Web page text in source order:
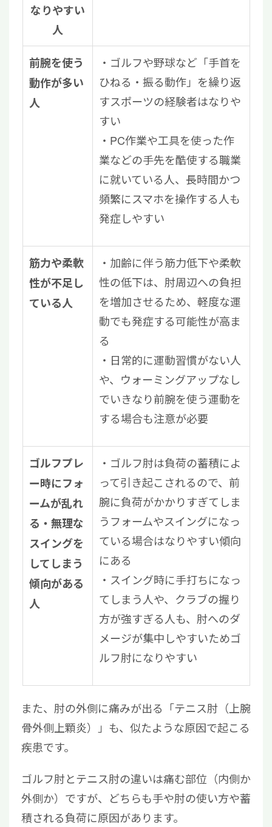
なりやすい
人
前腕を使う
動作が多い
人
ゴルフや野球など「手首を
ひねる・振る動作」を繰り返
すスポーツの経験者はなりや
すい
PC作業や工具を使った作
業などの手先を酷使する職業
に就いている人、長時間かつ
頻繁にスマホを操作する人も
発症しやすい
筋力や柔軟
性が不足し
ている人
加齢に伴う筋力低下や柔軟
性の低下は、肘周辺への負担
を増加させるため、軽度な運
動でも発症する可能性が高ま
る
日常的に運動習慣がない人
や、ウォーミングアップなし
でいきなり前腕を使う運動を
する場合も注意が必要
ゴルフプレ
ー時にフォ
ームが乱れ
る・無理な
スイングを
してしまう
傾向がある
人
ゴルフ肘は負荷の蓄積によ
って引き起こされるので、前
腕に負荷がかかりすぎてしま
うフォームやスイングになっ
ている場合はなりやすい傾向
にある
スイング時に手打ちになっ
てしまう人や、クラブの握り
方が強すぎる人も、肘へのダ
メージが集中しやすいためゴ
ルフ肘になりやすい
また、肘の外側に痛みが出る「テニス肘（上腕
骨外側上顆炎）」も、似たような原因で起こる
疾患です。
ゴルフ肘とテニス肘の違いは痛む部位（内側か
外側か）ですが、どちらも手や肘の使い方や蓄
積される負荷に原因があります。